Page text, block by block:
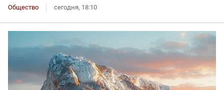
Общество сегодня, 18:10